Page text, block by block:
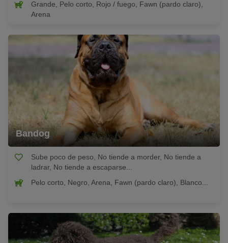
Grande, Pelo corto, Rojo / fuego, Fawn (pardo claro),
Arena
Bandog
Sube poco de peso, No tiende a morder, No tiende a
ladrar, No tiende a escaparse...
Pelo corto, Negro, Arena, Fawn (pardo claro), Blanco...